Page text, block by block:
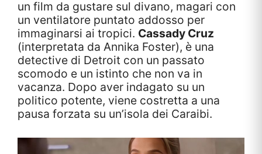
un film da gustare sul divano, magari con
un ventilatore puntato addosso per
immaginarsi ai tropici. Cassady Cruz
(interpretata da Annika Foster), è una
detective di Detroit con un passato
scomodo e un istinto che non va in
vacanza. Dopo aver indagato su un
politico potente, viene costretta a una
pausa forzata su un’isola dei Caraibi.